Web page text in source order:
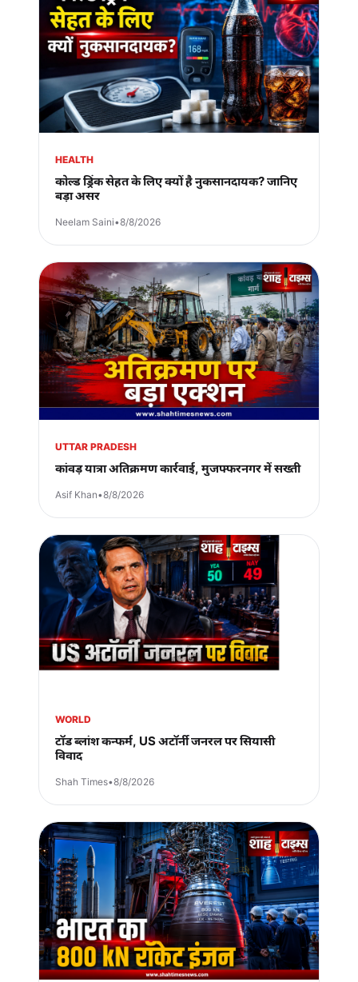
HEALTH
कोल्ड ड्रिंक सेहत के लिए क्यों है नुकसानदायक? जानिए
बड़ा असर
Neelam Saini•8/8/2026
UTTAR PRADESH
कांवड़ यात्रा अतिक्रमण कार्रवाई, मुजफ्फरनगर में सख्ती
Asif Khan•8/8/2026
WORLD
टॉड ब्लांश कन्फर्म, US अटॉर्नी जनरल पर सियासी
विवाद
Shah Times•8/8/2026